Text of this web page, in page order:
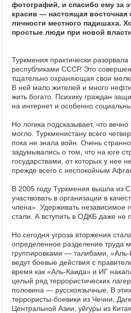
фотографий, и спасибо ему за
красив — настоящая восточная
личности местного падишаха.
простые люди при новой
Туркмения практически
республиками СССР. Это
тщательно охраняющая свои
В ней мало жителей и много нефти
жить богато. Психику граждан
на интернет и особенно
Но логика подсказывает, что
могло. Туркменистану всего
пока не знала войн. Очень
задумывались о том, что на юге
государствами, от которых у нее
прежде всего с неспокойным
В 2005 году Туркмения вышла из
участвовать в организации в
члена». Удерживать независимое
стали. А вступить в ОДКБ даже не
Но сегодня угроза вторжения
определенное разделение труда
группировками — талибами,
ведут боевые действия с
время как «Аль-Каида» и ИГ
целый ряд террористических
половина — русскоязычные. В
террористы-боевики из Чечни,
Центральной Азии, уйгуры из